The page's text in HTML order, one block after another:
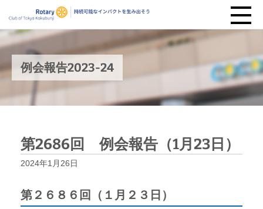
例会報告2023-24
第2686回 例会報告（1月23日）
2024年1月26日
第２６８６回（１月２３日）